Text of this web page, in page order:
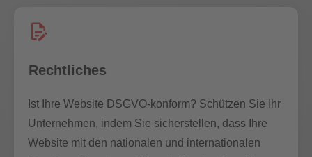
Rechtliches
Ist Ihre Website DSGVO-konform? Schützen Sie Ihr
Unternehmen, indem Sie sicherstellen, dass Ihre
Website mit den nationalen und internationalen